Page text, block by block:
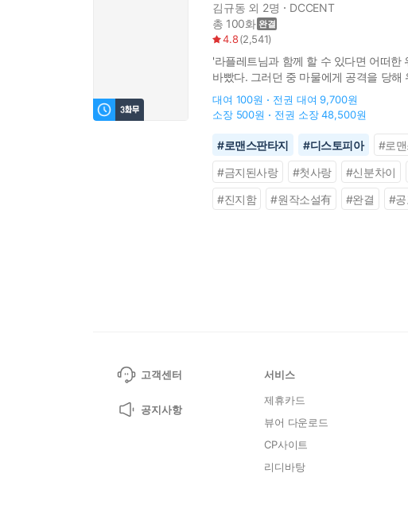
김규동 외 2명
DCCENT
총 100화
4.8(2,541)
'라플레트님과 함께 할 수 있다면 어떠한
바빴다. 그러던 중 마물에게 공격을 당
우리엘은 앞으로 모든 것을 주인님을 위
대여 100원 전권 대여 9,700원
소장 500원 전권 소장 48,500원
#로맨스판타지 #디스토피아 #로
#금지된사랑 #첫사랑 #신분차이
#진지함 #원작소설有 #완결 #공
고객센터
공지사항
서비스
제휴카드
뷰어 다운로드
CP사이트
리디바탕